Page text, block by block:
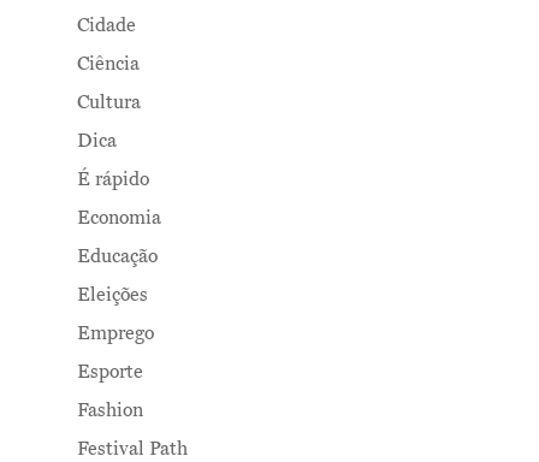
Cidade
Ciência
Cultura
Dica
É rápido
Economia
Educação
Eleições
Emprego
Esporte
Fashion
Festival Path